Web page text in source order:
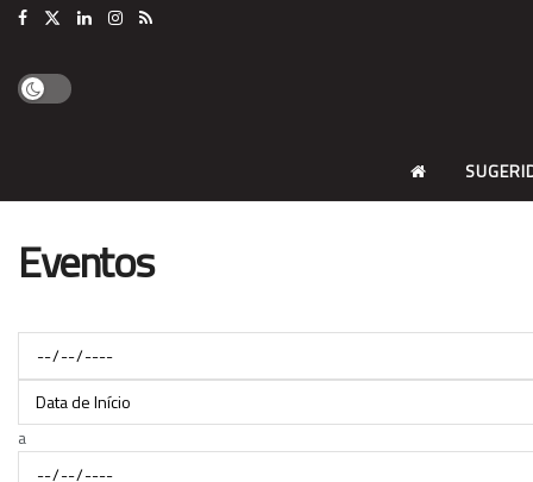
Eventos
Data de Início
a